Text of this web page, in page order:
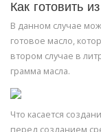
Как готовить
В данном случае
готовое масло,
втором случае в
грамма масла.
Что касается